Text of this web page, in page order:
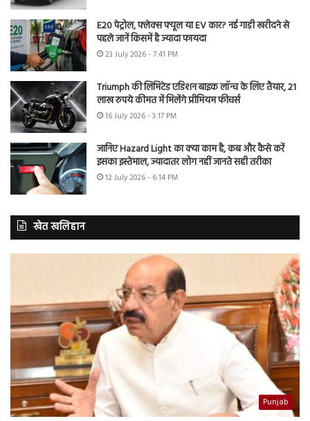
E20 पेट्रोल, फ्लेक्स फ्यूल या EV कार? नई गाड़ी खरीदने से
पहले जानें किसमें है ज्यादा फायदा
23 July 2026 - 7:41 PM
Triumph की लिमिटेड एडिशन बाइक लॉन्च के लिए तैयार, 21
लाख रुपये कीमत में मिलेंगे प्रीमियम फीचर्स
16 July 2026 - 3:17 PM
जानिए Hazard Light का क्या काम है, कब और कैसे करें
इसका इस्तेमाल, ज्यादातर लोग नहीं जानते सही तरीका
12 July 2026 - 6:14 PM
खेत खलिहान
Punjab